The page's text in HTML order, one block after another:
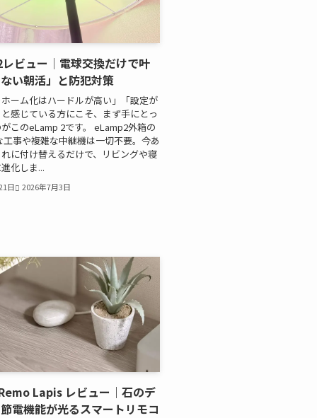
ビュー│電球交換だけで叶
い朝活」と防犯対策
ーム化はハードルが高い」「設定が
感じている方にこそ、まず手にとっ
このeLamp 2です。 eLamp2外箱の
工事や複雑な中継機は一切不要。今あ
に付け替えるだけで、リビングや寝
化しま...
日 2026年7月3日
Lapis レビュー｜石のデ
電機能が光るスマートリモコ